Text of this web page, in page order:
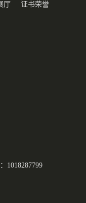
厅 证书荣誉
1018287799